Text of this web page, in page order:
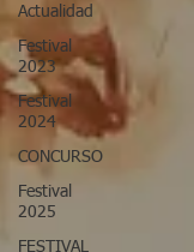
Actualidad
Festival
2023
Festival
2024
CONCURSO
Festival
2025
FESTIVAL